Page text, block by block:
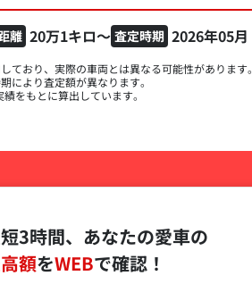
離 20万1キロ～ 査定時期 2026年05月
ており、実際の車両とは異なる可能性があります。
により査定額が異なります。
をもとに算出しています。
3時間、あなたの愛車の
額をWEBで確認！